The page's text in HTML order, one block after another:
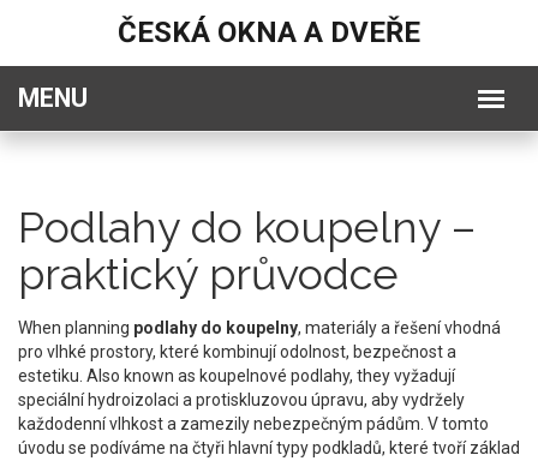
ČESKÁ OKNA A DVEŘE
Podlahy do koupelny –
praktický průvodce
When planning podlahy do koupelny, materiály a řešení vhodná
pro vlhké prostory, které kombinují odolnost, bezpečnost a
estetiku . Also known as koupelnové podlahy, theyvyžadují
speciální hydroizolaci a protiskluzovou úpravu, aby vydržely
každodenní vlhkost a zamezily nebezpečným pádům V tomto
úvodu se podíváme na čtyři hlavní typy podkladů, které tvoří základ